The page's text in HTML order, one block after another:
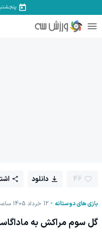
پنجشنبه ۱۵
بازی های دوستانه 12 خرداد 1405 ساعت 22:40
46 دانلود
گل سوم مراکش به